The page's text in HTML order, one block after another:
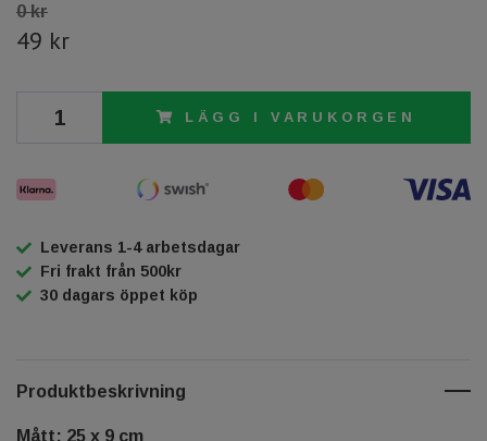
0 kr
49 kr
LÄGG I VARUKORGEN
Leverans 1-4 arbetsdagar
Fri frakt från 500kr
30 dagars öppet köp
Produktbeskrivning
Mått: 25 x 9 cm